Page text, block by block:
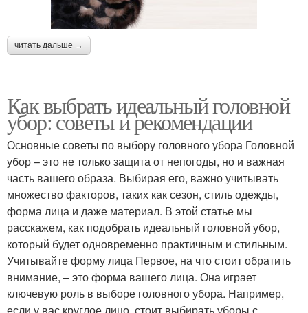
читать дальше →
Как выбрать идеальный головной
убор: советы и рекомендации
Основные советы по выбору головного убора Головной
убор – это не только защита от непогоды, но и важная
часть вашего образа. Выбирая его, важно учитывать
множество факторов, таких как сезон, стиль одежды,
форма лица и даже материал. В этой статье мы
расскажем, как подобрать идеальный головной убор,
который будет одновременно практичным и стильным.
Учитывайте форму лица Первое, на что стоит обратить
внимание, – это форма вашего лица. Она играет
ключевую роль в выборе головного убора. Например,